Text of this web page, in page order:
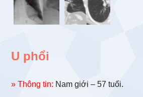
U phổi
» Thông tin: Nam giới – 57 tuổi.